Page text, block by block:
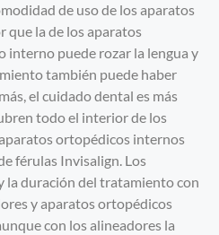
de uso de los aparatos
que la de los aparatos
interno puede rozar la lengua y
también puede haber
el cuidado dental es más
todo el interior de los
ortopédicos internos
férulas Invisalign. Los
la duración del tratamiento con
y aparatos ortopédicos
con los alineadores la